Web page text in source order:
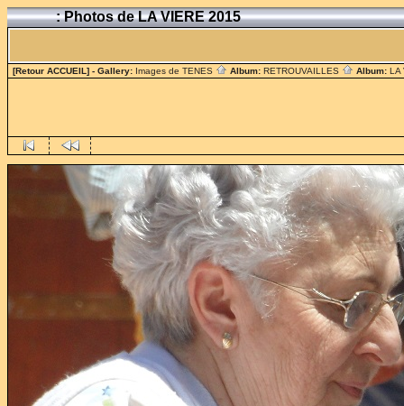
: Photos de LA VIERE 2015
[Retour ACCUEIL] - Gallery: Images de TENES Album: RETROUVAILLES Album: LA